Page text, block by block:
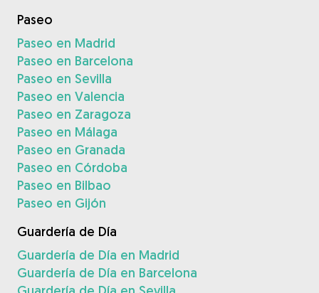
Paseo
Paseo en Madrid
Paseo en Barcelona
Paseo en Sevilla
Paseo en Valencia
Paseo en Zaragoza
Paseo en Málaga
Paseo en Granada
Paseo en Córdoba
Paseo en Bilbao
Paseo en Gijón
Guardería de Día
Guardería de Día en Madrid
Guardería de Día en Barcelona